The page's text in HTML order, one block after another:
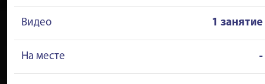
Видео 1 занятие
На месте -